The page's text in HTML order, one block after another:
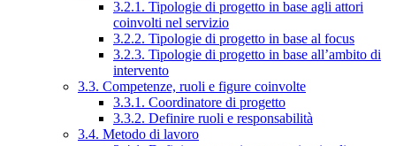
3.2.1. Tipologie di progetto in base agli attori
coinvolti nel servizio
3.2.2. Tipologie di progetto in base al focus
3.2.3. Tipologie di progetto in base all’ambito di
intervento
3.3. Competenze, ruoli e figure coinvolte
3.3.1. Coordinatore di progetto
3.3.2. Definire ruoli e responsabilità
3.4. Metodo di lavoro